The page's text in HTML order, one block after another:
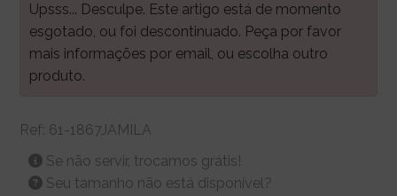
Upsss... Desculpe. Este artigo está de momento
esgotado, ou foi descontinuado. Peça por favor
mais informações por email, ou escolha outro
produto.
Ref: 61-1867JAMILA
Se não servir, trocamos grátis!
Seu tamanho não está disponível?